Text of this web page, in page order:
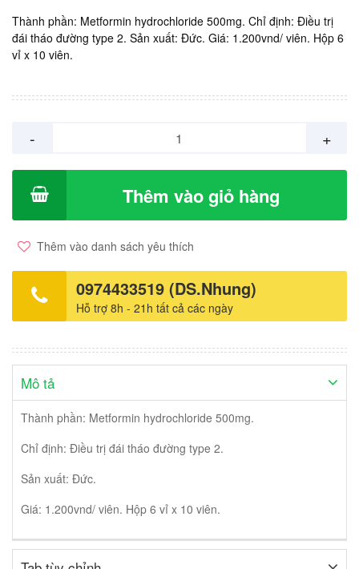
Thành phần: Metformin hydrochloride 500mg. Chỉ định: Điều trị
đái tháo đường type 2. Sản xuất: Đức. Giá: 1.200vnd/ viên. Hộp 6
vỉ x 10 viên.
- +
Thêm vào giỏ hàng
Thêm vào danh sách yêu thích
0974433519 (DS.Nhung)
Hỗ trợ 8h - 21h tất cả các ngày
Mô tả
Thành phần: Metformin hydrochloride 500mg.
Chỉ định: Điều trị đái tháo đường type 2.
Sản xuất: Đức.
Giá: 1.200vnd/ viên. Hộp 6 vỉ x 10 viên.